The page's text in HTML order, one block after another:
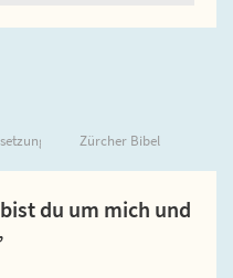
Zürcher Bibel
du um mich und